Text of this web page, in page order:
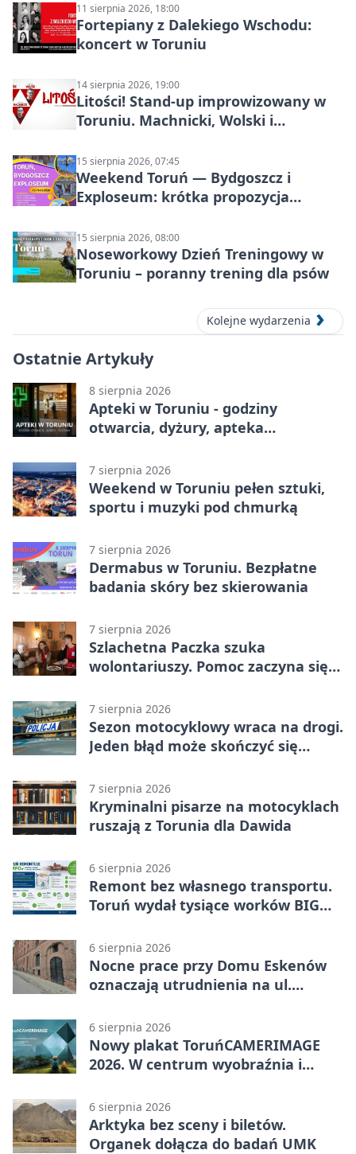
11 sierpnia 2026, 18:00
Fortepiany z Dalekiego Wschodu:
koncert w Toruniu
14 sierpnia 2026, 19:00
Litości! Stand-up improwizowany w
Toruniu. Machnicki, Wolski i
15 sierpnia 2026, 07:45
Weekend Toruń — Bydgoszcz i
Exploseum: krótka propozycja
15 sierpnia 2026, 08:00
Noseworkowy Dzień Treningowy w
Toruniu – poranny trening dla psów
Kolejne wydarzenia
Ostatnie Artykuły
8 sierpnia 2026
Apteki w Toruniu - godziny
otwarcia, dyżury, apteka
7 sierpnia 2026
Weekend w Toruniu pełen sztuki,
sportu i muzyki pod chmurką
7 sierpnia 2026
Dermabus w Toruniu. Bezpłatne
badania skóry bez skierowania
7 sierpnia 2026
Szlachetna Paczka szuka
wolontariuszy. Pomoc zaczyna się
7 sierpnia 2026
Sezon motocyklowy wraca na drogi.
Jeden błąd może skończyć się
7 sierpnia 2026
Kryminalni pisarze na motocyklach
ruszają z Torunia dla Dawida
6 sierpnia 2026
Remont bez własnego transportu.
Toruń wydał tysiące worków BIG
6 sierpnia 2026
Nocne prace przy Domu Eskenów
oznaczają utrudnienia na ul.
6 sierpnia 2026
Nowy plakat ToruńCAMERIMAGE
2026. W centrum wyobraźnia i
6 sierpnia 2026
Arktyka bez sceny i biletów.
Organek dołącza do badań UMK